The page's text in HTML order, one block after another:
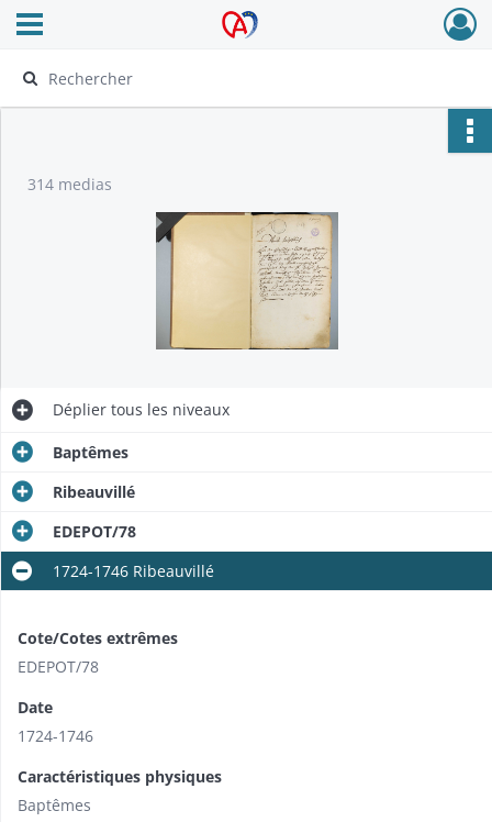
Archives Alsace - Colmar
Ouvrir le menu déroulant
314 medias
Déplier tous les niveaux
Baptêmes
Ribeauvillé
EDEPOT/78
1724-1746 Ribeauvillé
Cote/Cotes extrêmes
EDEPOT/78
Date
1724-1746
Caractéristiques physiques
Baptêmes